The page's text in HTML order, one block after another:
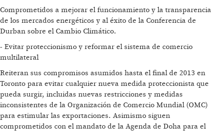
Comprometidos a mejorar el funcionamiento y la transparencia
de los mercados energéticos y al éxito de la Conferencia de
Durban sobre el Cambio Climático.
- Evitar proteccionismo y reformar el sistema de comercio
multilateral
Reiteran sus compromisos asumidos hasta el final de 2013 en
Toronto para evitar cualquier nueva medida proteccionista que
pueda surgir, incluidas nuevas restricciones y medidas
inconsistentes de la Organización de Comercio Mundial (OMC)
para estimular las exportaciones. Asimismo siguen
comprometidos con el mandato de la Agenda de Doha para el